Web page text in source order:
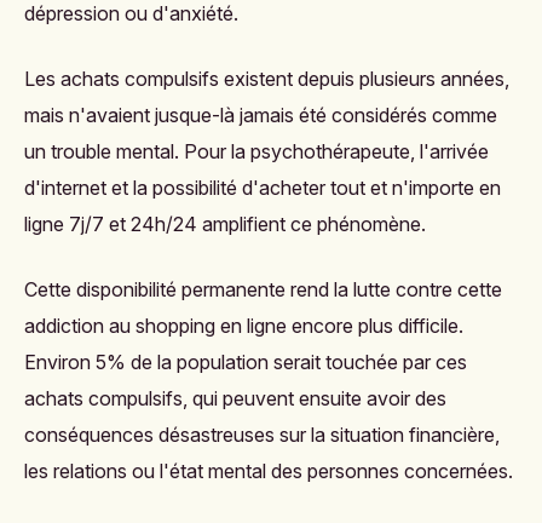
dépression ou d'anxiété.
Les achats compulsifs existent depuis plusieurs années,
mais n'avaient jusque-là jamais été considérés comme
un trouble mental. Pour la psychothérapeute, l'arrivée
d'internet et la possibilité d'acheter tout et n'importe en
ligne 7j/7 et 24h/24 amplifient ce phénomène.
Cette disponibilité permanente rend la lutte contre cette
addiction au shopping en ligne encore plus difficile.
Environ 5% de la population serait touchée par ces
achats compulsifs, qui peuvent ensuite avoir des
conséquences désastreuses sur la situation financière,
les relations ou l'état mental des personnes concernées.